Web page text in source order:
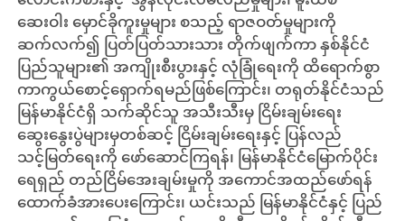
ဆေးဝါး မှောင်ခိုကူးမှုများ စသည့် ရာဇဝတ်မှုများကို
ဆက်လက်၍ ပြတ်ပြတ်သားသား တိုက်ဖျက်ကာ နှစ်နိုင်ငံ
ပြည်သူများ၏ အကျိုးစီးပွားနှင့် လုံခြုံရေးကို ထိရောက်စွာ
ကာကွယ်စောင့်ရှောက်ရမည်ဖြစ်ကြောင်း၊ တရုတ်နိုင်ငံသည်
မြန်မာနိုင်ငံရှိ သက်ဆိုင်သူ အသီးသီးမှ ငြိမ်းချမ်းရေး
ဆွေးနွေးပွဲများမှတစ်ဆင့် ငြိမ်းချမ်းရေးနှင့် ပြန်လည်
သင့်မြတ်ရေးကို ဖော်ဆောင်ကြရန်၊ မြန်မာနိုင်ငံမြောက်ပိုင်း
ရေရှည် တည်ငြိမ်အေးချမ်းမှုကို အကောင်အထည်ဖော်ရန်
ထောက်ခံအားပေးကြောင်း၊ ယင်းသည် မြန်မာနိုင်ငံနှင့် ပြည်